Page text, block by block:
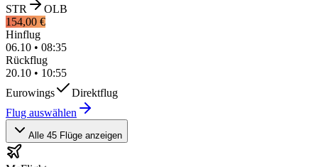
STR
OLB
154,00 €
Hinflug
06.10 • 08:35
Rückflug
20.10 • 10:55
Eurowings
Direktflug
Flug auswählen
Alle 45 Flüge anzeigen